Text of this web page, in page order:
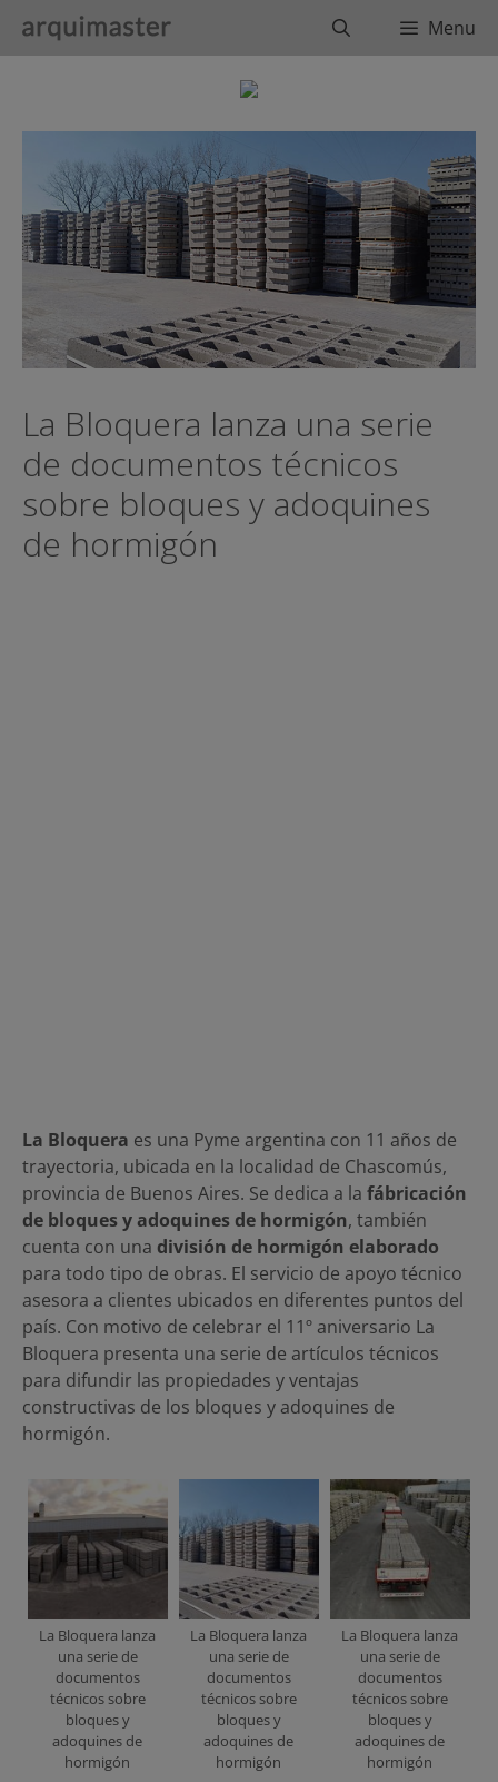
BuscarMenu
La Bloquera lanza una serie
de documentos técnicos
sobre bloques y adoquines
de hormigón
La Bloquera es una Pyme argentina con 11 años de
trayectoria, ubicada en la localidad de Chascomús,
provincia de Buenos Aires. Se dedica a la fábricación
de bloques y adoquines de hormigón, también
cuenta con una división de hormigón elaborado
para todo tipo de obras. El servicio de apoyo técnico
asesora a clientes ubicados en diferentes puntos del
país. Con motivo de celebrar el 11º aniversario La
Bloquera presenta una serie de artículos técnicos
para difundir las propiedades y ventajas
constructivas de los bloques y adoquines de
hormigón.
La Bloquera lanza
una serie de
documentos
técnicos sobre
bloques y
adoquines de
hormigón
La Bloquera lanza
una serie de
documentos
técnicos sobre
bloques y
adoquines de
hormigón
La Bloquera lanza
una serie de
documentos
técnicos sobre
bloques y
adoquines de
hormigón